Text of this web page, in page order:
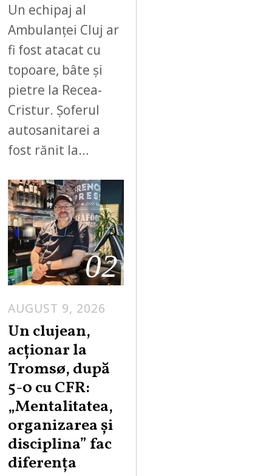
Un echipaj al
Ambulanței Cluj ar
fi fost atacat cu
topoare, bâte și
pietre la Recea-
Cristur. Șoferul
autosanitarei a
fost rănit la…
02
AUGUST 9, 2026
Un clujean,
acționar la
Tromsø, după
5-0 cu CFR:
„Mentalitatea,
organizarea și
disciplina” fac
diferența